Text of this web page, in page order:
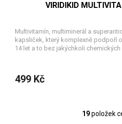
VIRIDIKID
Multivitamín, multiminerál a
kapsliček, který komplexně podpoří
14 let a to bez jakýchkoli chemických
499 Kč
O
19položek